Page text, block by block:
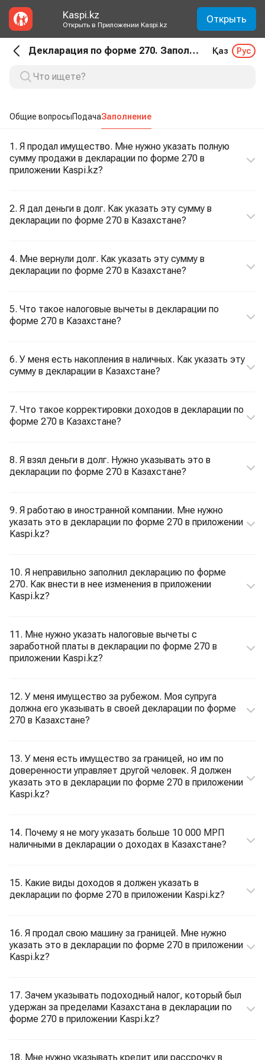
Kaspi.kz
Открыть в Приложении Kaspi.kz Открыть
Декларация по форме 270. Заполнение Қаз Рус
Общие вопросыПодачаЗаполнение
1. Я продал имущество. Мне нужно указать полную
сумму продажи в декларации по форме 270 в
приложении Kaspi.kz?
2. Я дал деньги в долг. Как указать эту сумму в
декларации по форме 270 в Казахстане?
4. Мне вернули долг. Как указать эту сумму в
декларации по форме 270 в Казахстане?
5. Что такое налоговые вычеты в декларации по
форме 270 в Казахстане?
6. У меня есть накопления в наличных. Как указать эту
сумму в декларации в Казахстане?
7. Что такое корректировки доходов в декларации по
форме 270 в Казахстане?
8. Я взял деньги в долг. Нужно указывать это в
декларации по форме 270 в Казахстане?
9. Я работаю в иностранной компании. Мне нужно
указать это в декларации по форме 270 в приложении
Kaspi.kz?
10. Я неправильно заполнил декларацию по форме
270. Как внести в нее изменения в приложении
Kaspi.kz?
11. Мне нужно указать налоговые вычеты с
заработной платы в декларации по форме 270 в
приложении Kaspi.kz?
12. У меня имущество за рубежом. Моя супруга
должна его указывать в своей декларации по форме
270 в Казахстане?
13. У меня есть имущество за границей, но им по
доверенности управляет другой человек. Я должен
указать это в декларации по форме 270 в приложении
Kaspi.kz?
14. Почему я не могу указать больше 10 000 МРП
наличными в декларации о доходах в Казахстане?
15. Какие виды доходов я должен указать в
декларации по форме 270 в приложении Kaspi.kz?
16. Я продал свою машину за границей. Мне нужно
указать это в декларации по форме 270 в приложении
Kaspi.kz?
17. Зачем указывать подоходный налог, который был
удержан за пределами Казахстана в декларации по
форме 270 в приложении Kaspi.kz?
18. Мне нужно указывать кредит или рассрочку в